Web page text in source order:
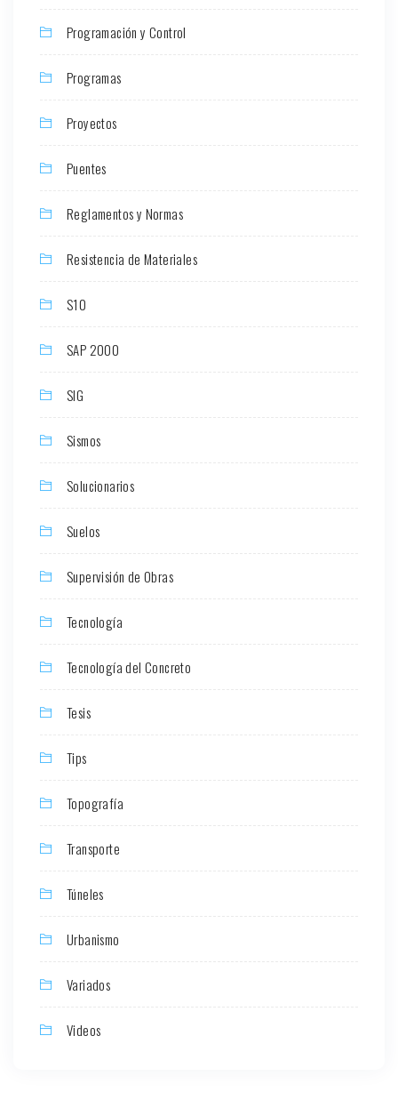
Programación y Control
Programas
Proyectos
Puentes
Reglamentos y Normas
Resistencia de Materiales
S10
SAP 2000
SIG
Sismos
Solucionarios
Suelos
Supervisión de Obras
Tecnología
Tecnología del Concreto
Tesis
Tips
Topografía
Transporte
Túneles
Urbanismo
Variados
Videos